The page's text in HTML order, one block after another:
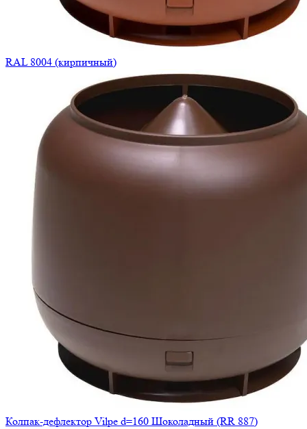
RAL 8004 (кирпичный)
Колпак-дефлектор Vilpe d=160 Шоколадный (RR 887)